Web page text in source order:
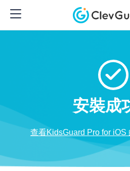
安裝成
查看KidsGuard Pro for iOS